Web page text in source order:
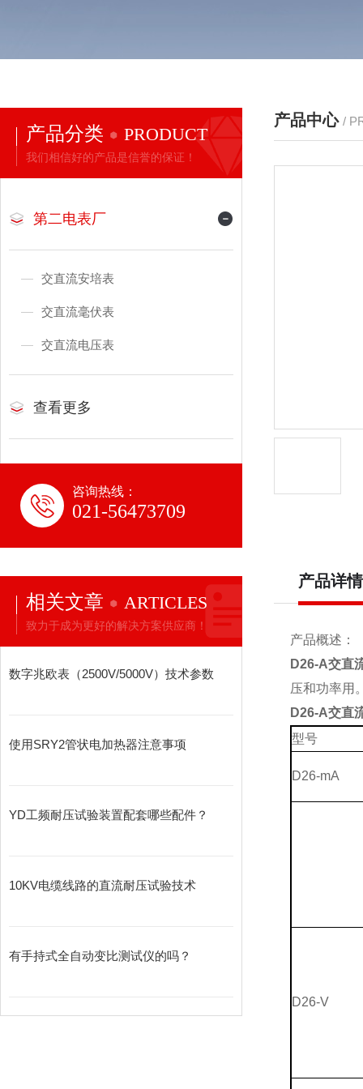
产品分类 PRODUCT
我们相信好的产品是信誉的保证！
第二电表厂
交直流安培表
交直流毫伏表
交直流电压表
查看更多
咨询热线：
021-56473709
相关文章 ARTICLES
致力于成为更好的解决方案供应商！
数字兆欧表（2500V/5000V）技术参数
使用SRY2管状电加热器注意事项
YD工频耐压试验装置配套哪些配件？
10KV电缆线路的直流耐压试验技术
有手持式全自动变比测试仪的吗？
产品中心 /
产品详情
产品概述：
D26-A交直
压和功率用
D26-A交直
型号
D26-mA
D26-V